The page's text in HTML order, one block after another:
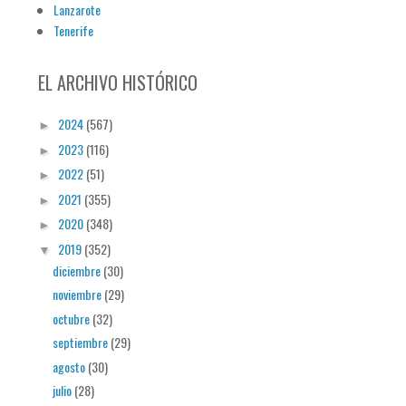
Lanzarote
Tenerife
EL ARCHIVO HISTÓRICO
► 2024(567)
► 2023(116)
► 2022(51)
► 2021 (355)
► 2020(348)
▼ 2019(352)
diciembre(30)
noviembre(29)
octubre(32)
septiembre(29)
agosto(30)
julio(28)